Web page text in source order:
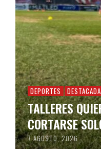
DEPORTES
TALLERES
CORTARSE
7 AGOSTO, 2026